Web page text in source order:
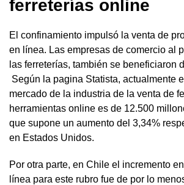
ferreterías online
El confinamiento impulsó la venta de
en línea. Las empresas de comercio al
las ferreterías, también se beneficiaron
Según la pagina Statista, actualmente
mercado de la industria de la venta de
herramientas online es de 12.500
que supone un aumento del 3,34%
en Estados Unidos.
Por otra parte, en Chile el incremento
línea para este rubro fue de por lo